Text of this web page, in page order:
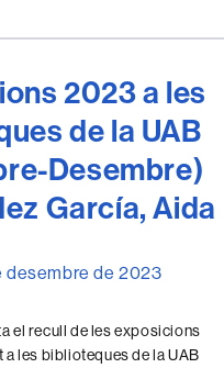
2023 a les
de la UAB
Desembre)
García, Aida
desembre de 2023
el recull de les exposicions
a les biblioteques de la UAB